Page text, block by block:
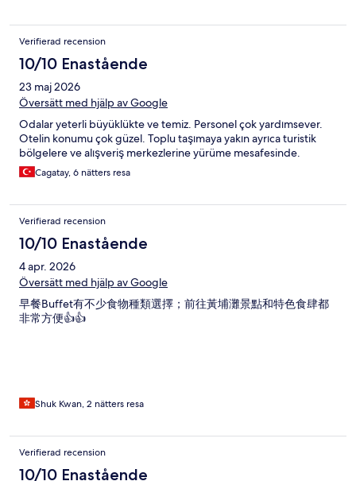
Verifierad recension
10/10 Enastående
23 maj 2026
Översätt med hjälp av Google
Odalar yeterli büyüklükte ve temiz. Personel çok yardımsever.
Otelin konumu çok güzel. Toplu taşımaya yakın ayrıca turistik
bölgelere ve alışveriş merkezlerine yürüme mesafesinde.
Cagatay, 6 nätters resa
Verifierad recension
10/10 Enastående
4 apr. 2026
Översätt med hjälp av Google
早餐Buffet有不少食物種類選擇；前往黃埔灘景點和特色食肆都
非常方便👍👍
Shuk Kwan, 2 nätters resa
Verifierad recension
10/10 Enastående